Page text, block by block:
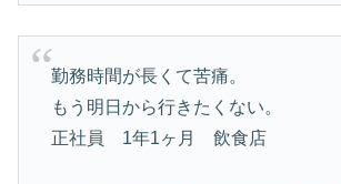
勤務時間が長くて苦痛。
もう明日から行きたくない。
正社員 1年1ヶ月 飲食店